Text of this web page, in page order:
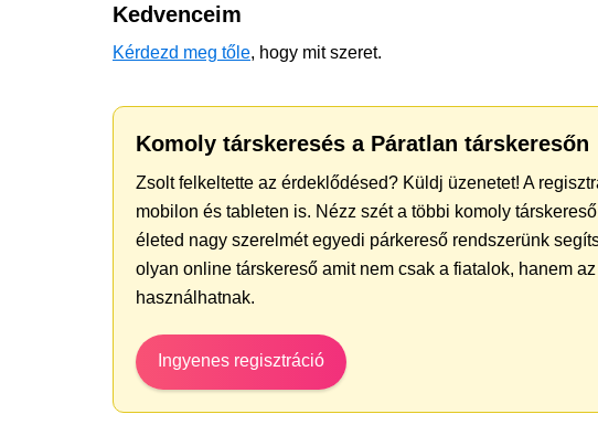
Kedvenceim
Kérdezd meg tőle, hogy mit szeret.
Komoly társkeresés a Páratlan társkeresőn
Zsolt felkeltette az érdeklődésed? Küldj üzenetet! A
mobilon és tableten is. Nézz szét a többi komoly
életed nagy szerelmét egyedi párkereső rendszerünk
olyan online társkereső amit nem csak a fiatalok, hanem
használhatnak.
Ingyenes regisztráció